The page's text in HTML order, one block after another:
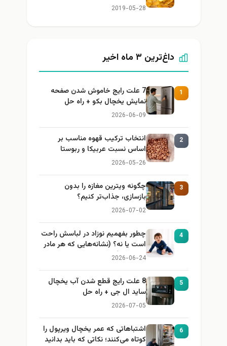
2019-05-28
داغ‌ترین ۳ ماه اخیر
1
7 علت رایج خاموش شدن صفحه
نمایش یخچال بکو + راه حل
2026-06-09
2
انتخاب ترکیب قهوه مناسب بر
اساس نسبت عربیکا و ربوستا
2026-05-26
3
چگونه ویترین مغازه را بدون
بازسازی، جذاب‌تر کنیم؟
2026-07-02
4
چطور بفهمیم نوزاد در لباسش راحت
است یا نه؟ (نشانه‌هایی که هر مادر
باید بداند)
2026-06-24
5
8 علت رایج قطع شدن آب یخچال
ساید ال جی + راه حل
2026-07-05
6
اشتباهاتی که عمر یخچال ویرپول را
کوتاه می‌کنند؛ نکاتی که باید بدانید